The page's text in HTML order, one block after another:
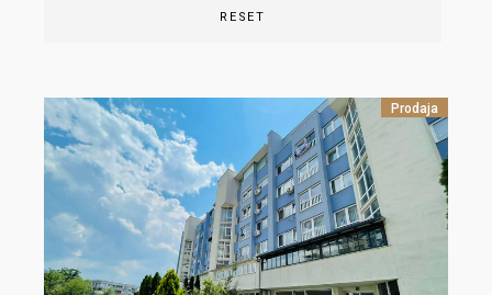
RESET
Prodaja